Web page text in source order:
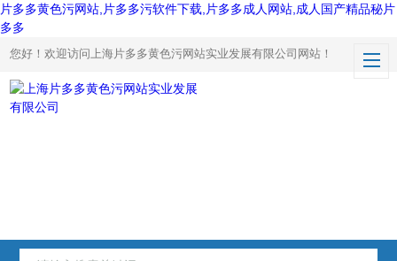
片多多黄色污网站,片多多污软件下载,片多多成人网站,成人国产精品秘片
多多
您好！欢迎访问上海片多多黄色污网站实业发展有限公司网站！